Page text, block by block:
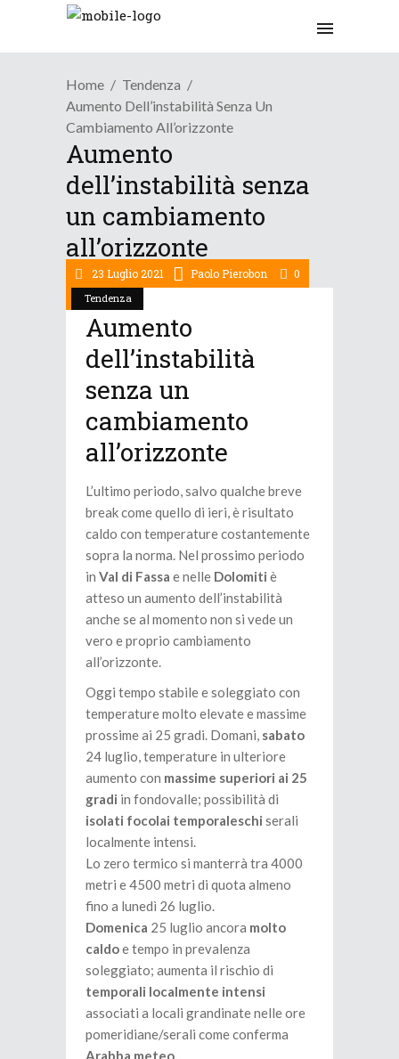
Home
Tendenza
Aumento Dell’instabilità Senza Un
Cambiamento All’orizzonte
Aumento
dell’instabilità senza
un cambiamento
all’orizzonte
Tendenza
23 Luglio 2021 Paolo Pierobon 0
Aumento
dell’instabilità
senza un
cambiamento
all’orizzonte
L’ultimo periodo, salvo qualche breve
break come quello di ieri, è risultato
caldo con temperature costantemente
sopra la norma. Nel prossimo periodo
in Val di Fassa e nelle Dolomiti è
atteso un aumento dell’instabilità
anche se al momento non si vede un
vero e proprio cambiamento
all’orizzonte.
Oggi tempo stabile e soleggiato con
temperature molto elevate e massime
prossime ai 25 gradi. Domani, sabato
24 luglio, temperature in ulteriore
aumento con massime superiori ai 25
gradi in fondovalle; possibilità di
isolati focolai temporaleschi serali
localmente intensi.
Lo zero termico si manterrà tra 4000
metri e 4500 metri di quota almeno
fino a lunedì 26 luglio.
Domenica 25 luglio ancora molto
caldoe tempo in prevalenza
soleggiato; aumenta il rischio di
temporali localmente intensi
associati a locali grandinate nelle ore
pomeridiane/serali come conferma
Arabba meteo.